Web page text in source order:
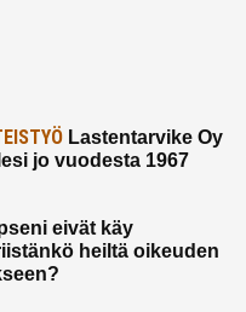
Lastentarvike Oy
jo vuodesta 1967
eivät käy
heiltä oikeuden